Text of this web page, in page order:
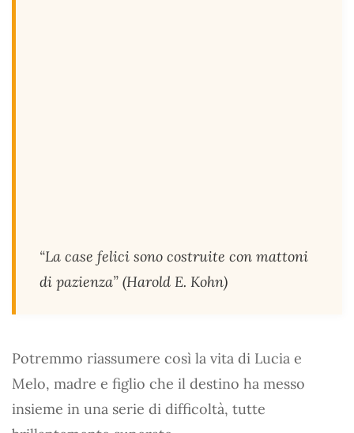
“La case felici sono costruite con mattoni
di pazienza” (Harold E. Kohn)
Potremmo riassumere così la vita di Lucia e
Melo, madre e figlio che il destino ha messo
insieme in una serie di difficoltà, tutte